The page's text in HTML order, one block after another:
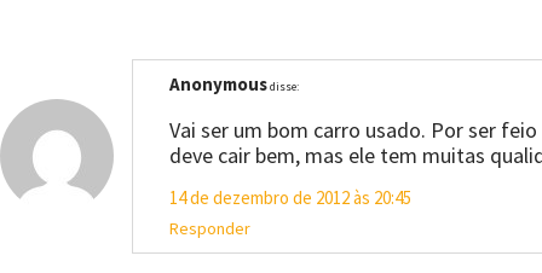
Anonymousdisse:
Vai ser um bom carro usado. Por ser
deve cair bem, mas ele tem muitas
14 de dezembro de 2012 às 20:45
Responder